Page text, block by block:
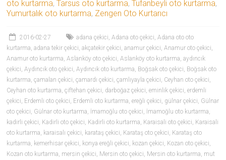
oto kurtarma,Tarsus oto kurtarma,Tufanbeyli oto kurtarma,
Yumurtalık oto kurtarma, Zengen Oto Kurtarıcı
2016-02-27 adana çekici,Adana oto çekici,Adana oto oto
kurtarma,adana tekir çekici,akçatekir çekici,anamur çekici,Anamur oto çekici,
Anamur oto kurtarma,Aslanköy oto çekici,Aslanköy oto kurtarma,aydıncık
çekici,Aydıncık oto çekici,Aydıncık oto kurtarma, Boğsak oto çekici, Boğsak oto
kurtarma,çamalan çekici,çamardı çekici,çamlıyayla çekici, Ceyhan oto çekici,
Ceyhan oto kurtarma,çiftehan çekici, darboğaz çekici,eminlik çekici,erdemli
çekici, Erdemli oto çekici, Erdemli oto kurtarma,ereğli çekici, gülnar çekici, Gülnar
oto çekici, Gülnar oto kurtarma, İmamoğlu oto çekici, İmamoğlu oto kurtarma,
kadirli çekici, Kadirli oto çekici, Kadirli oto kurtarma, Karaisali oto çekici, Karaisali
oto kurtarma, karaisalı çekici, karataş çekici, Karataş oto çekici, Karataş oto
kurtarma, kemerhisar çekici, konya ereğli çekici, kozan çekici, Kozan oto çekici,
Kozan oto kurtarma, mersin çekici, Mersin oto çekici, Mersin oto kurtarma, mut